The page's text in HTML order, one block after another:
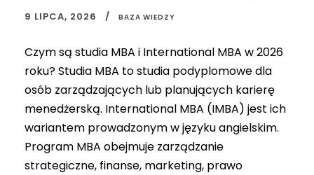
9 LIPCA, 2026 BAZA WIEDZY
Czym są studia MBA i International MBA w 2026
roku? Studia MBA to studia podyplomowe dla
osób zarządzających lub planujących karierę
menedżerską. International MBA (IMBA) jest ich
wariantem prowadzonym w języku angielskim.
Program MBA obejmuje zarządzanie
strategiczne, finanse, marketing, prawo